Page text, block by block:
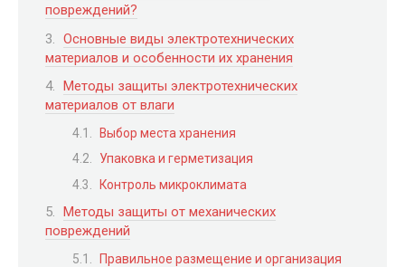
повреждений?
Основные виды электротехнических
материалов и особенности их хранения
Методы защиты электротехнических
материалов от влаги
Выбор места хранения
Упаковка и герметизация
Контроль микроклимата
Методы защиты от механических
повреждений
Правильное размещение и организация